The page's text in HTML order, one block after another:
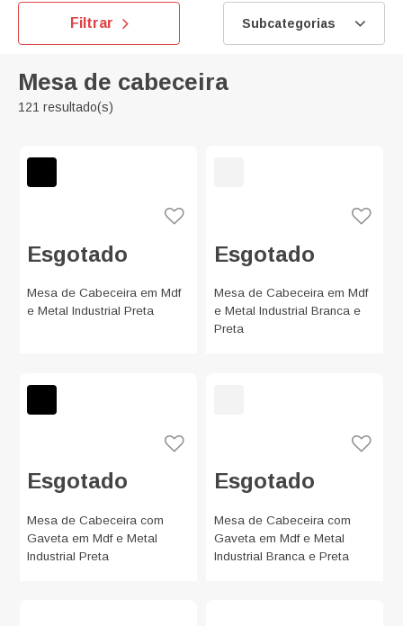
Filtrar
Mesa de cabeceira
121 resultado(s)
Subcategorias
Esgotado
Mesa de Cabeceira em Mdf
e Metal Industrial Preta
Esgotado
Mesa de Cabeceira em Mdf
e Metal Industrial Branca e
Preta
Esgotado
Mesa de Cabeceira com
Gaveta em Mdf e Metal
Industrial Preta
Esgotado
Mesa de Cabeceira com
Gaveta em Mdf e Metal
Industrial Branca e Preta